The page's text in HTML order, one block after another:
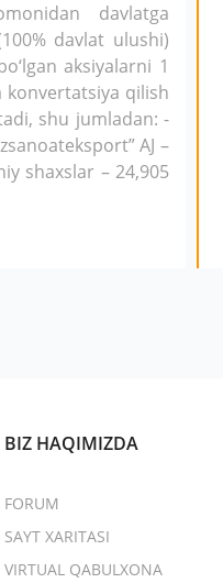
davlatga
davlat ulushi)
aksiyalarni 1
konvertatsiya qilish
shu jumladan: -
AJ –
shaxslar – 24,905
BIZ HAQIMIZDA
FORUM
SAYT XARITASI
VIRTUAL QABULXONA